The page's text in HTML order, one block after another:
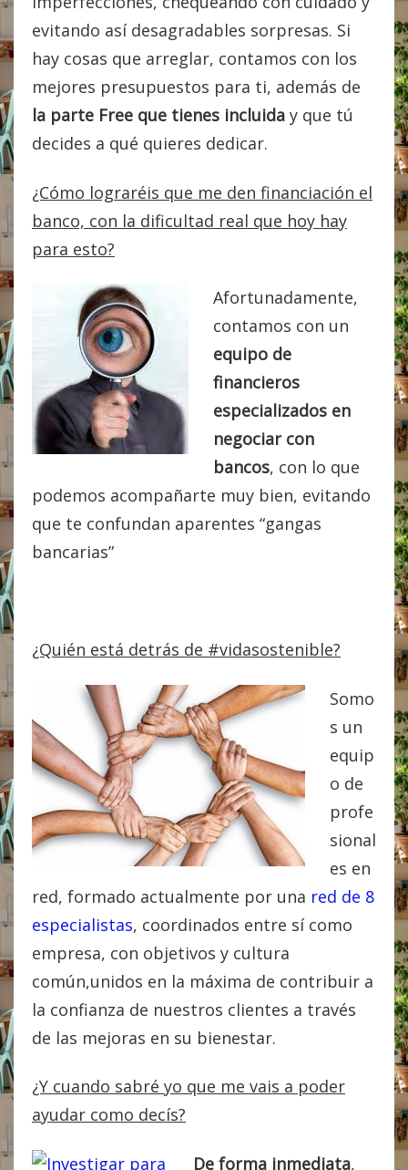
evitando así desagradables sorpresas. Si
hay cosas que arreglar, contamos con los
mejores presupuestos para ti, además de
la parte Free que tienes incluida y que tú
decides a qué quieres dedicar.
¿Cómo lograréis que me den financiación el
banco, con la dificultad real que hoy hay
para esto?
Afortunadamente,
contamos con un
equipo de
financieros
especializados en
negociar con
bancos, con lo que
podemos acompañarte muy bien, evitando
que te confundan aparentes “gangas
bancarias”
¿Quién está detrás de #vidasostenible?
Somo
s un
equip
o de
profe
sional
es en
red, formado actualmente por una red de 8
especialistas, coordinados entre sí como
empresa, con objetivos y cultura
común,unidos en la máxima de contribuir a
la confianza de nuestros clientes a través
de las mejoras en su bienestar.
¿Y cuando sabré yo que me vais a poder
ayudar como decís?
De forma inmediata,